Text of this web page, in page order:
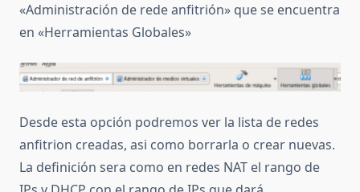
«Administración de rede anfitrión» que se encuentra
en «Herramientas Globales»
Desde esta opción podremos ver la lista de redes
anfitrion creadas, asi como borrarla o crear nuevas.
La definición sera como en redes NAT el rango de